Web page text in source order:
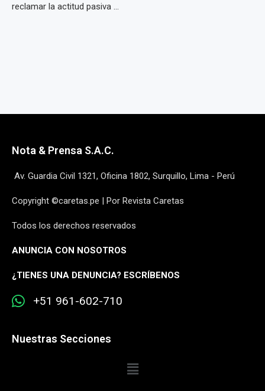
reclamar la actitud pasiva ...
Nota & Prensa S.A.C.
Av. Guardia Civil 1321, Oficina 1802, Surquillo, Lima - Perú
Copyright ©caretas.pe | Por Revista Caretas
Todos los derechos reservados
ANUNCIA CON NOSOTROS
¿TIENES UNA DENUNCIA? ESCRÍBENOS
+51 961-602-710
Nuestras Secciones